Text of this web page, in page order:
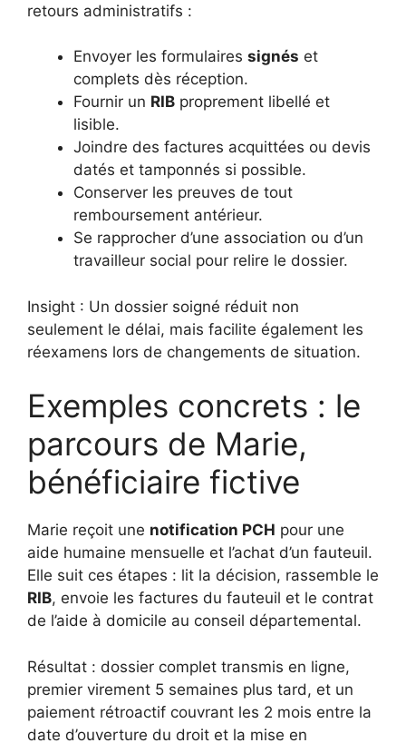
retours administratifs :
Envoyer les formulaires signés et
complets dès réception.
Fournir un RIB proprement libellé et
lisible.
Joindre des factures acquittées ou devis
datés et tamponnés si possible.
Conserver les preuves de tout
remboursement antérieur.
Se rapprocher d’une association ou d’un
travailleur social pour relire le dossier.
Insight : Un dossier soigné réduit non
seulement le délai, mais facilite également les
réexamens lors de changements de situation.
Exemples concrets : le
parcours de Marie,
bénéficiaire fictive
Marie reçoit une notification PCH pour une
aide humaine mensuelle et l’achat d’un fauteuil.
Elle suit ces étapes : lit la décision, rassemble le
RIB, envoie les factures du fauteuil et le contrat
de l’aide à domicile au conseil départemental.
Résultat : dossier complet transmis en ligne,
premier virement 5 semaines plus tard, et un
paiement rétroactif couvrant les 2 mois entre la
date d’ouverture du droit et la mise en